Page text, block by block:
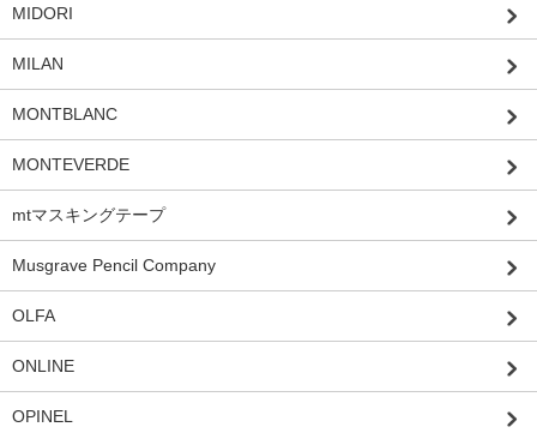
MIDORI
MILAN
MONTBLANC
MONTEVERDE
mtマスキングテープ
Musgrave Pencil Company
OLFA
ONLINE
OPINEL